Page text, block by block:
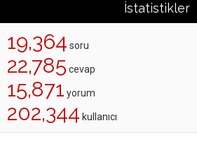
İstatistikler
19,364 soru
22,785 cevap
15,871 yorum
202,344 kullanıcı